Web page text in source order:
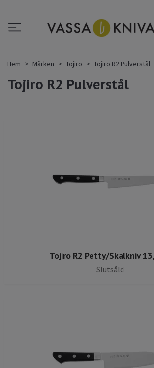
Hem Märken Tojiro Tojiro R2 Pulverstål
Tojiro R2 Pulverstål
Tojiro R2 Petty/Skalkniv
Slutsåld